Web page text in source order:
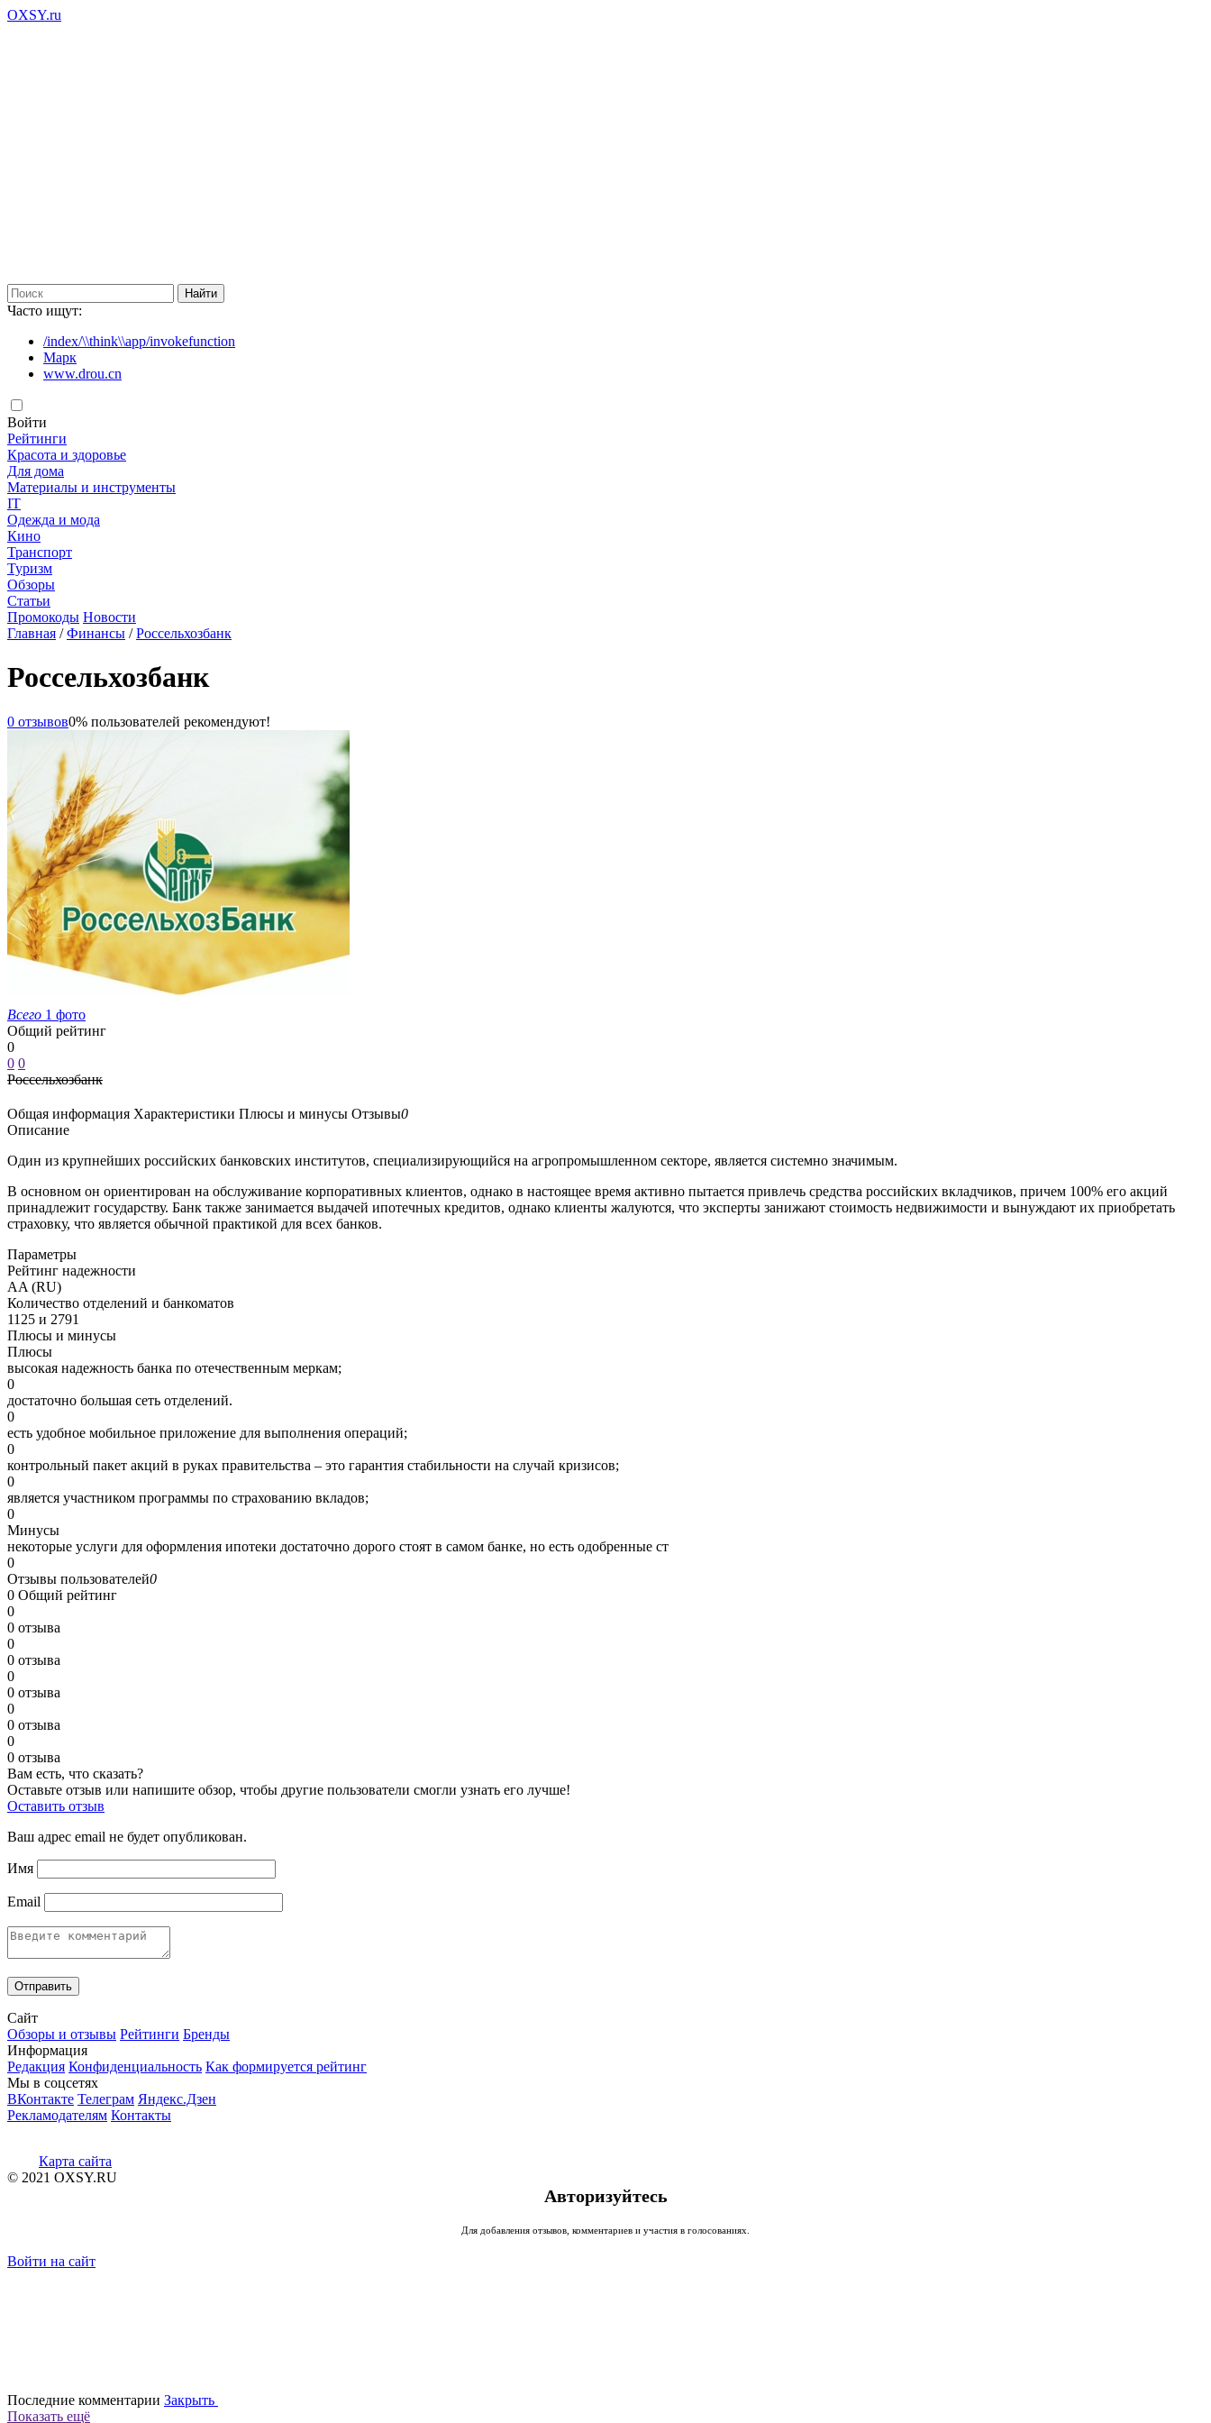
OXSY.ru
Часто ищут:
/index/\\think\\app/invokefunction
Марк
www.drou.cn
Войти
Рейтинги
Красота и здоровье
Для дома
Материалы и инструменты
IT
Одежда и мода
Кино
Транспорт
Туризм
Обзоры
Статьи
Промокоды Новости
Главная /Финансы /Россельхозбанк
Россельхозбанк
0 отзывов0% пользователей рекомендуют!
Всего 1 фото
Общий рейтинг
0
0 0
Россельхозбанк
Общая информация Характеристики Плюсы и минусы Отзывы0
Описание
Один из крупнейших российских банковских институтов, специализирующийся на агропромышленном секторе, является системно значимым.
В основном он ориентирован на обслуживание корпоративных клиентов, однако в настоящее время активно пытается привлечь средства российских вкладчиков, причем 100% его акций
принадлежит государству. Банк также занимается выдачей ипотечных кредитов, однако клиенты жалуются, что эксперты занижают стоимость недвижимости и вынуждают их приобретать
страховку, что является обычной практикой для всех банков.
Параметры
Рейтинг надежности
AA (RU)
Количество отделений и банкоматов
1125 и 2791
Плюсы и минусы
Плюсы
высокая надежность банка по отечественным меркам;
0
достаточно большая сеть отделений.
0
есть удобное мобильное приложение для выполнения операций;
0
контрольный пакет акций в руках правительства – это гарантия стабильности на случай кризисов;
0
является участником программы по страхованию вкладов;
0
Минусы
некоторые услуги для оформления ипотеки достаточно дорого стоят в самом банке, но есть одобренные ст
0
Отзывы пользователей0
0 Общий рейтинг
0
0 отзыва
0
0 отзыва
0
0 отзыва
0
0 отзыва
0
0 отзыва
Вам есть, что сказать?
Оставьте отзыв или напишите обзор, чтобы другие пользователи смогли узнать его лучше!
Оставить отзыв
Ваш адрес email не будет опубликован.
Имя
Email
Сайт
Обзоры и отзывы Рейтинги Бренды
Информация
Редакция Конфиденциальность Как формируется рейтинг
Мы в соцсетях
ВКонтакте Телеграм Яндекс.Дзен
Рекламодателям Контакты
Карта сайта
© 2021 OXSY.RU
Авторизуйтесь
Для добавления отзывов, комментариев и участия в голосованиях.
Войти на сайт
Последние комментарии Закрыть
Показать ещё